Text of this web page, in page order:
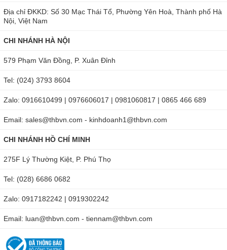
Địa chỉ ĐKKD: Số 30 Mạc Thái Tổ, Phường Yên Hoà, Thành phố Hà
Nội, Việt Nam
CHI NHÁNH HÀ NỘI
579 Phạm Văn Đồng, P. Xuân Đỉnh
Tel: (024) 3793 8604
Zalo: 0916610499 | 0976606017 | 0981060817 | 0865 466 689
Email: sales@thbvn.com - kinhdoanh1@thbvn.com
CHI NHÁNH HỒ CHÍ MINH
275F Lý Thường Kiệt, P. Phú Thọ
Tel: (028) 6686 0682
Zalo: 0917182242 | 0919302242
Email: luan@thbvn.com - tiennam@thbvn.com